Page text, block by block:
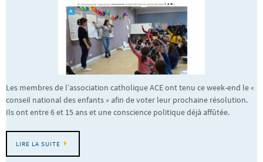
Les membres de l’association catholique ACE ont tenu ce week-end le «
conseil national des enfants » afin de voter leur prochaine résolution.
Ils ont entre 6 et 15 ans et une conscience politique déjà affûtée.
LIRE LA SUITE